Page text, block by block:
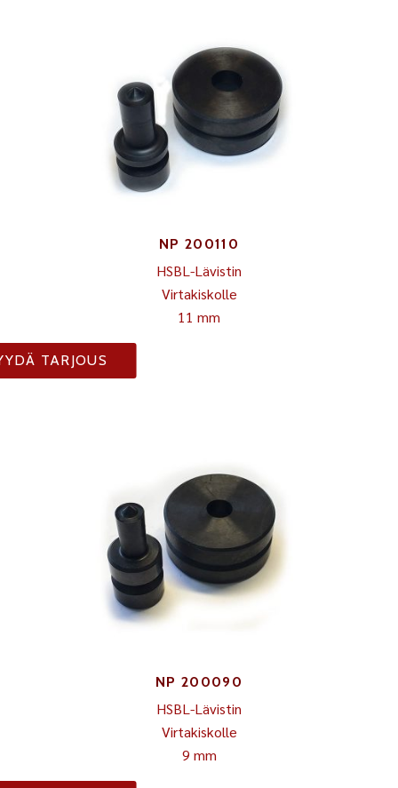
NP 200110
HSBL-Lävistin
Virtakiskolle
11 mm
TARJOUS
NP 200090
HSBL-Lävistin
Virtakiskolle
9 mm